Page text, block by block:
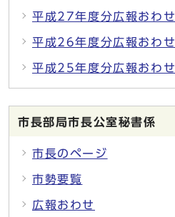
平成27年度分広報おわせ
平成26年度分広報おわせ
平成25年度分広報おわせ
市長部局市長公室秘書係
市長のページ
市勢要覧
広報おわせ